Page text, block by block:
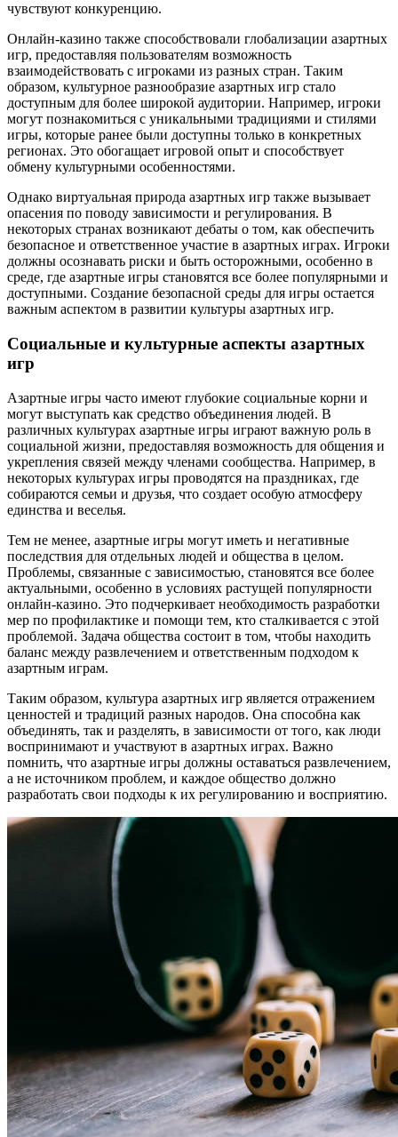
чувствуют конкуренцию.
Онлайн-казино также способствовали глобализации азартных
игр, предоставляя пользователям возможность
взаимодействовать с игроками из разных стран. Таким
образом, культурное разнообразие азартных игр стало
доступным для более широкой аудитории. Например, игроки
могут познакомиться с уникальными традициями и стилями
игры, которые ранее были доступны только в конкретных
регионах. Это обогащает игровой опыт и способствует
обмену культурными особенностями.
Однако виртуальная природа азартных игр также вызывает
опасения по поводу зависимости и регулирования. В
некоторых странах возникают дебаты о том, как обеспечить
безопасное и ответственное участие в азартных играх. Игроки
должны осознавать риски и быть осторожными, особенно в
среде, где азартные игры становятся все более популярными и
доступными. Создание безопасной среды для игры остается
важным аспектом в развитии культуры азартных игр.
Социальные и культурные аспекты азартных
игр
Азартные игры часто имеют глубокие социальные корни и
могут выступать как средство объединения людей. В
различных культурах азартные игры играют важную роль в
социальной жизни, предоставляя возможность для общения и
укрепления связей между членами сообщества. Например, в
некоторых культурах игры проводятся на праздниках, где
собираются семьи и друзья, что создает особую атмосферу
единства и веселья.
Тем не менее, азартные игры могут иметь и негативные
последствия для отдельных людей и общества в целом.
Проблемы, связанные с зависимостью, становятся все более
актуальными, особенно в условиях растущей популярности
онлайн-казино. Это подчеркивает необходимость разработки
мер по профилактике и помощи тем, кто сталкивается с этой
проблемой. Задача общества состоит в том, чтобы находить
баланс между развлечением и ответственным подходом к
азартным играм.
Таким образом, культура азартных игр является отражением
ценностей и традиций разных народов. Она способна как
объединять, так и разделять, в зависимости от того, как люди
воспринимают и участвуют в азартных играх. Важно
помнить, что азартные игры должны оставаться развлечением,
а не источником проблем, и каждое общество должно
разработать свои подходы к их регулированию и восприятию.